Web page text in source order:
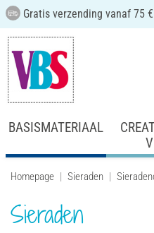
Gratis verzending vanaf 75
BASISMATERIAAL
Homepage Sieraden
Sieraden